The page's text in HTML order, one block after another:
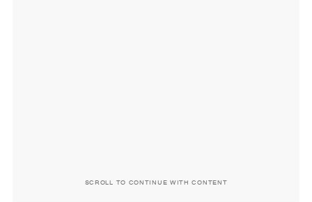
SCROLL TO CONTINUE WITH CONTENT